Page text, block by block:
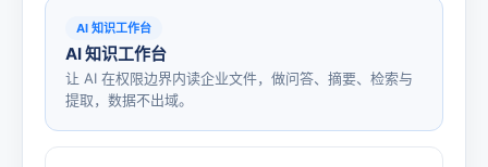
AI 知识工作台
AI 知识工作台
让 AI 在权限边界内读企业文件，做问答、摘要、检索与
提取，数据不出域。